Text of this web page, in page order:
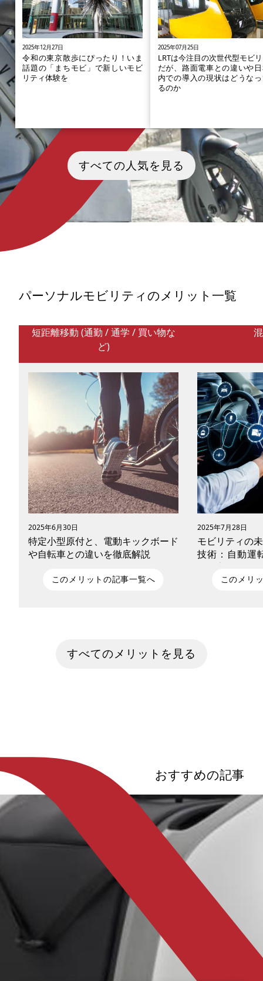
2025年12月27日
令和の東京散歩にぴったり！いま
話題の「まちモビ」で新しいモビ
リティ体験を
東京駅前を中心に今再開発が進ん
でいる八重洲と、伝統と新しさが
共存する日本橋は東京の観光地と
しても人気が高いエリアです。東
京駅前近辺の新たなモビリティ事
業「まちモビ」が今SNSなどで人
気を集めていることをご存じでし
ょうか。 「懐かしさと新鮮さを同
時体験できる」と高い評価を獲得
している新サービスの魅力を紐解
いていきたいと思います。
2025年07月25日
LRTは今注目の次世代型モビ
だが、路面電車との違いや
内での導入の現状はどうな
るのか
みなさんは「LRT」という単
いたことがありますか？現
酸化炭素排出量削減や交通
和を実現するために、世界
公共交通機関の利用を推進
ます。「LRT」はその取り組
環として開発された次世代
電車で、環境負荷を軽減す
すべての人気を見る
パーソナルモビリティのメリット一覧
短距離移動 (通勤 / 通学 / 買い物な
ど)
2025年6月30日
特定小型原付と、電動キックボード
や自転車との違いを徹底解説
動自転車との違いに戸惑う人も多いは
このメリットの記事一覧へ
2025年7月28日
モビリティの
技術：自動運
マが変える移
このメリ
すべてのメリットを見る
おすすめの記事